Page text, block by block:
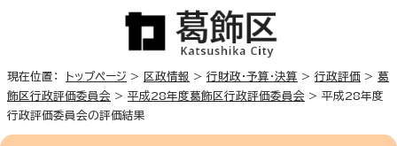
現在位置： トップページ > 区政情報 > 行財政・予算・決算 > 行政評価 > 葛
飾区行政評価委員会 > 平成28年度葛飾区行政評価委員会 > 平成28年度
行政評価委員会の評価結果